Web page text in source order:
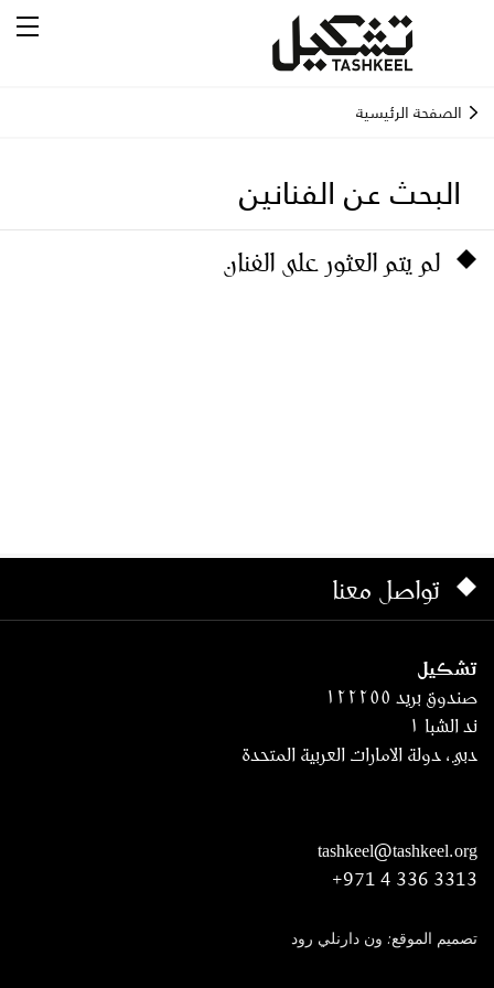
الصفحة الرئيسية
البحث عن الفنانين
لم يتم العثور على الفنان
تواصل معنا
تشكيل
صندوق بريد ١٢٢٢٥٥
ند الشبا ١
دبي، دولة الامارات العربية المتحدة
tashkeel@tashkeel.org
+971 4 336 3313
تصميم الموقع: ون دارنلي رود